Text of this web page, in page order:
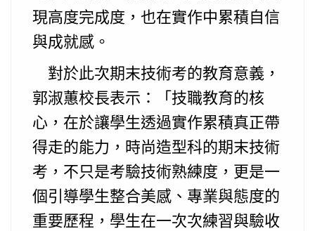
現高度完成度，也在實作中累積自信
與成就感。
對於此次期末技術考的教育意義，
郭淑蕙校長表示：「技職教育的核
心，在於讓學生透過實作累積真正帶
得走的能力，時尚造型科的期末技術
考，不只是考驗技術熟練度，更是一
個引導學生整合美感、專業與態度的
重要歷程，學生在一次次練習與驗收